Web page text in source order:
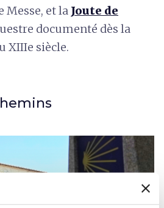
et la Joute de
documenté dès la
XIIIe siècle.